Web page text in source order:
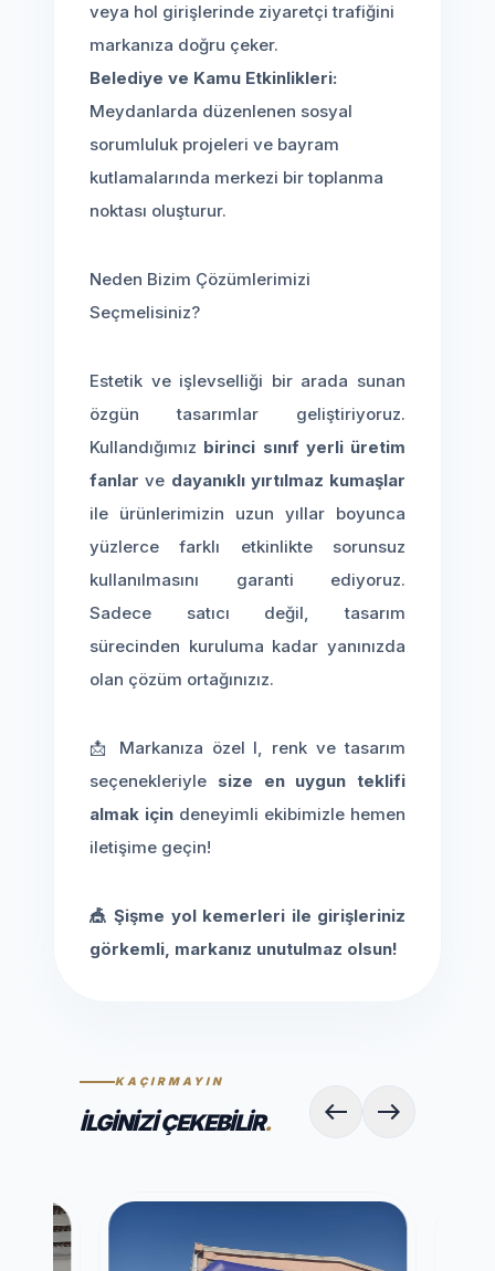
veya hol girişlerinde ziyaretçi trafiğini
markanıza doğru çeker.
Belediye ve Kamu Etkinlikleri:
Meydanlarda düzenlenen sosyal
sorumluluk projeleri ve bayram
kutlamalarında merkezi bir toplanma
noktası oluşturur.
Neden Bizim Çözümlerimizi
Seçmelisiniz?
Estetik ve işlevselliği bir arada sunan
özgün tasarımlar geliştiriyoruz.
Kullandığımız birinci sınıf yerli üretim
fanlar ve dayanıklı yırtılmaz kumaşlar
ile ürünlerimizin uzun yıllar boyunca
yüzlerce farklı etkinlikte sorunsuz
kullanılmasını garanti ediyoruz.
Sadece satıcı değil, tasarım
sürecinden kuruluma kadar yanınızda
olan çözüm ortağınızız.
📩 Markanıza özel l, renk ve tasarım
seçenekleriyle size en uygun teklifi
almak için deneyimli ekibimizle hemen
iletişime geçin!
🎪 Şişme yol kemerleri ile girişleriniz
görkemli, markanız unutulmaz olsun!
KAÇIRMAYIN
İLGINIZI ÇEKEBILIR. west east